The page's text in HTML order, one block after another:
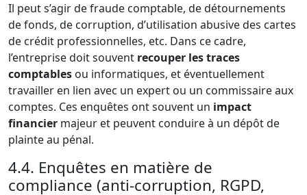
Il peut s’agir de fraude comptable, de détournements
de fonds, de corruption, d’utilisation abusive des cartes
de crédit professionnelles, etc. Dans ce cadre,
l’entreprise doit souvent recouper les traces
comptables ou informatiques, et éventuellement
travailler en lien avec un expert ou un commissaire aux
comptes. Ces enquêtes ont souvent un impact
financier majeur et peuvent conduire à un dépôt de
plainte au pénal.
4.4. Enquêtes en matière de
compliance (anti-corruption, RGPD,